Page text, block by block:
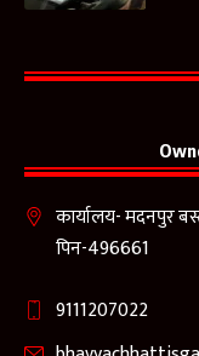
कार्यालय- मदनपुर
पिन-496661
9111207022